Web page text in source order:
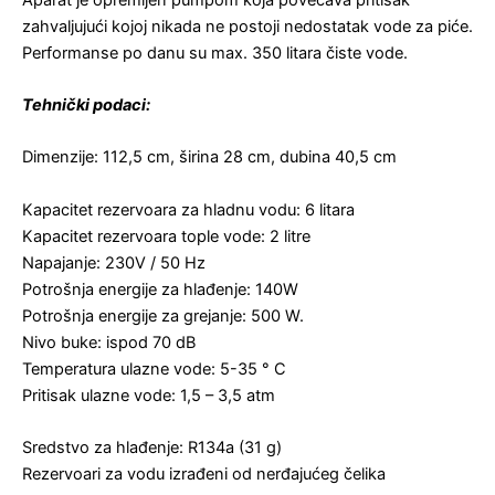
zahvaljujući kojoj nikada ne postoji nedostatak vode za piće.
Performanse po danu su max. 350 litara čiste vode.
Tehnički podaci:
Dimenzije: 112,5 cm, širina 28 cm, dubina 40,5 cm
Kapacitet rezervoara za hladnu vodu: 6 litara
Kapacitet rezervoara tople vode: 2 litre
Napajanje: 230V / 50 Hz
Potrošnja energije za hlađenje: 140W
Potrošnja energije za grejanje: 500 W.
Nivo buke: ispod 70 dB
Temperatura ulazne vode: 5-35 ° C
Pritisak ulazne vode: 1,5 – 3,5 atm
Sredstvo za hlađenje: R134a (31 g)
Rezervoari za vodu izrađeni od nerđajućeg čelika